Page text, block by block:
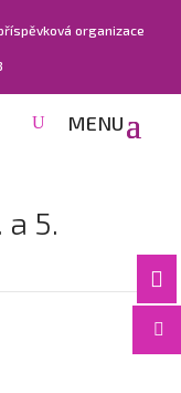
organizace


5.